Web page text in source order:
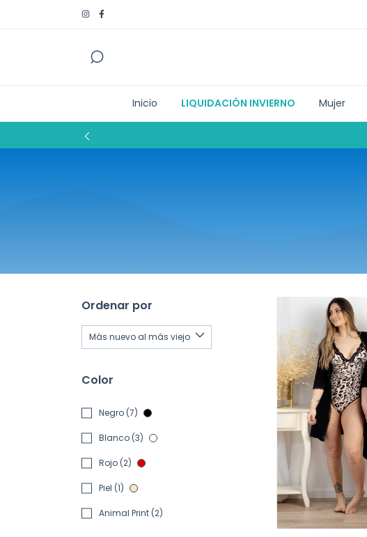
Inicio LIQUIDACIÓN INVIERNO Mujer
Ordenar por
Color
Negro (7)
Blanco (3)
Rojo (2)
Piel (1)
Animal Print (2)